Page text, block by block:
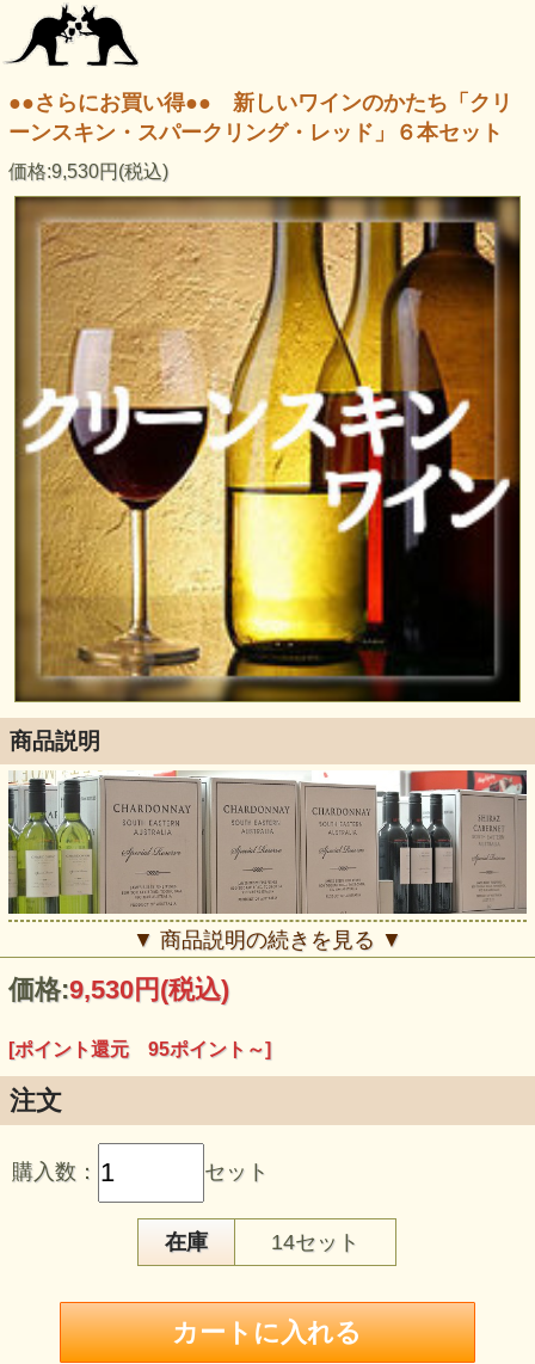
●●さらにお買い得●● 新しいワインのかたち「クリ
ーンスキン・スパークリング・レッド」６本セット
価格:9,530円(税込)
商品説明
※写真はオーストラリア・シドニーの酒屋で販売されるクリ
ーンスキンワイン（イメージ）
Cleanskin Sparkling Red
★1本あたり、なんと1,588円
▼ 商品説明の続きを見る ▼
価格:9,530円 (税込)
[ポイント還元 95ポイント～]
注文
購入数： セット
在庫 14セット